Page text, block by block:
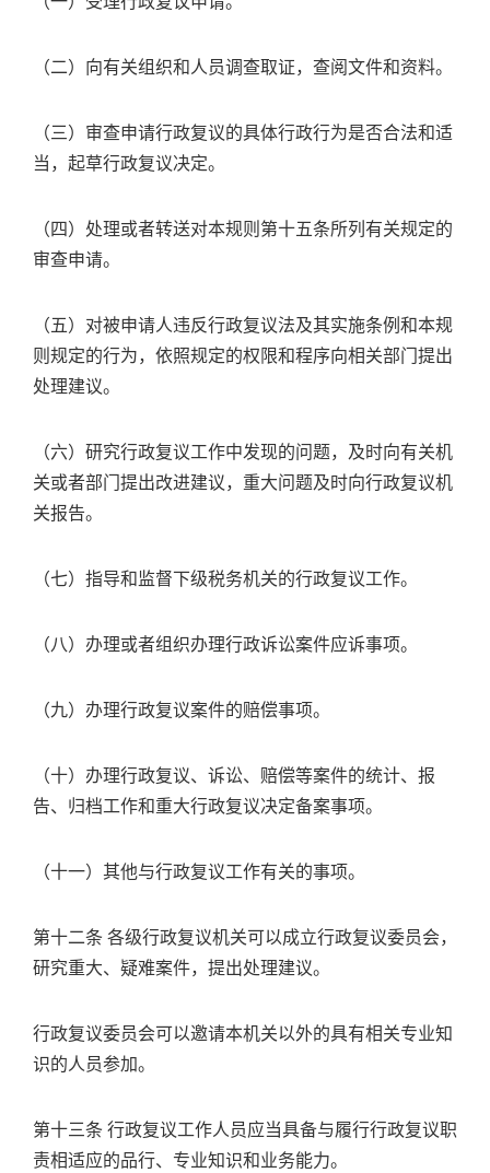
（二）向有关组织和人员调查取证，查阅文件和资料。
（三）审查申请行政复议的具体行政行为是否合法和适
当，起草行政复议决定。
（四）处理或者转送对本规则第十五条所列有关规定的
审查申请。
（五）对被申请人违反行政复议法及其实施条例和本规
则规定的行为，依照规定的权限和程序向相关部门提出
处理建议。
（六）研究行政复议工作中发现的问题，及时向有关机
关或者部门提出改进建议，重大问题及时向行政复议机
关报告。
（七）指导和监督下级税务机关的行政复议工作。
（八）办理或者组织办理行政诉讼案件应诉事项。
（九）办理行政复议案件的赔偿事项。
（十）办理行政复议、诉讼、赔偿等案件的统计、报
告、归档工作和重大行政复议决定备案事项。
（十一）其他与行政复议工作有关的事项。
第十二条 各级行政复议机关可以成立行政复议委员会，
研究重大、疑难案件，提出处理建议。
行政复议委员会可以邀请本机关以外的具有相关专业知
识的人员参加。
第十三条 行政复议工作人员应当具备与履行行政复议职
责相适应的品行、专业知识和业务能力。